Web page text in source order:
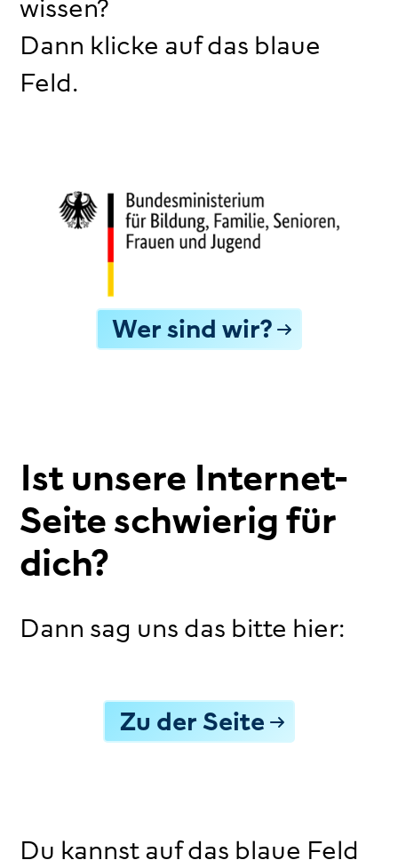
wissen?
Dann klicke auf das blaue
Feld.
Wer sind wir?
Ist unsere Internet-
Seite schwierig für
dich?
Dann sag uns das bitte hier:
Zu der Seite
Du kannst auf das blaue Feld